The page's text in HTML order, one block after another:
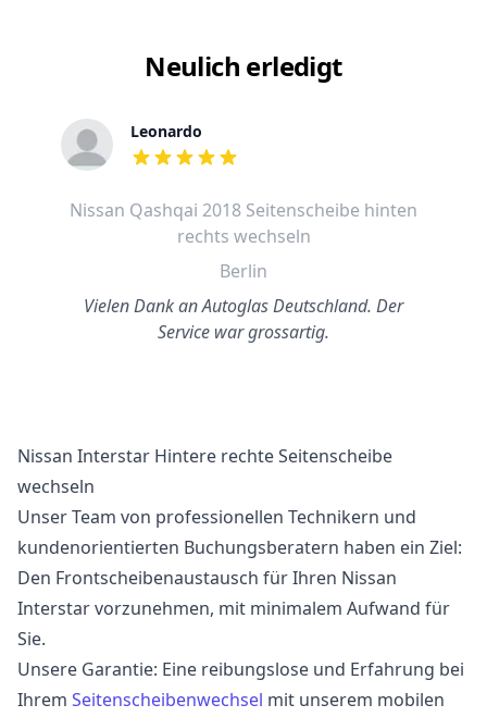
Neulich erledigt
Leonardo
out of 5 stars
Nissan Qashqai 2018 Seitenscheibe hinten
rechts wechseln
Berlin
Vielen Dank an Autoglas Deutschland. Der
Service war grossartig.
Nissan Interstar Hintere rechte Seitenscheibe
wechseln
Unser Team von professionellen Technikern und
kundenorientierten Buchungsberatern haben ein Ziel:
Den Frontscheibenaustausch für Ihren Nissan
Interstar vorzunehmen, mit minimalem Aufwand für
Sie.
Unsere Garantie: Eine reibungslose und Erfahrung bei
Ihrem Seitenscheibenwechsel mit unserem mobilen